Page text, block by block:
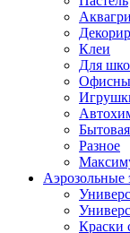
Клеи
Для
Разное
Аэрозольные
Краски